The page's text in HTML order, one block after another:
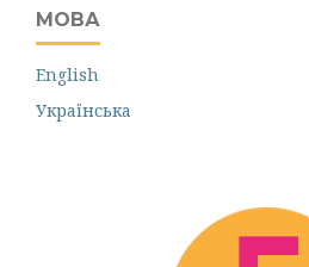
МОВА
English
Українська